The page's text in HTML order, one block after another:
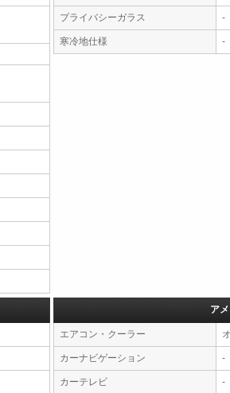
プライバシーガラス -
寒冷地仕様 -
ア
エアコン・クーラー
カーナビゲーション -
カーテレビ -